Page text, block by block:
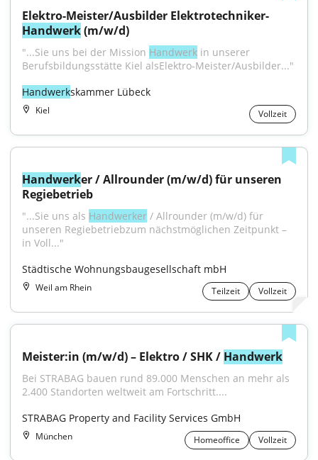
Elektro-Meister/Ausbilder Elektrotechniker-
Handwerk (m/w/d)
"...Sie uns bei der Mission Handwerk in unserer
Berufsbildungsstätte Kiel alsElektro-Meister/Ausbilder..."
Handwerkskammer Lübeck
Kiel Vollzeit
Handwerker / Allrounder (m/w/d) für unseren
Regiebetrieb
"...Sie uns als Handwerker / Allrounder (m/w/d) für
unseren Regiebetriebzum nächstmöglichen Zeitpunkt –
in Voll..."
Städtische Wohnungsbaugesellschaft mbH
Weil am Rhein Teilzeit Vollzeit
Meister:in (m/w/d) – Elektro / SHK / Handwerk
Bei STRABAG bauen rund 89.000 Menschen an mehr als
2.400 Standorten weltweit am Fortschritt....
STRABAG Property and Facility Services GmbH
München Homeoffice Vollzeit